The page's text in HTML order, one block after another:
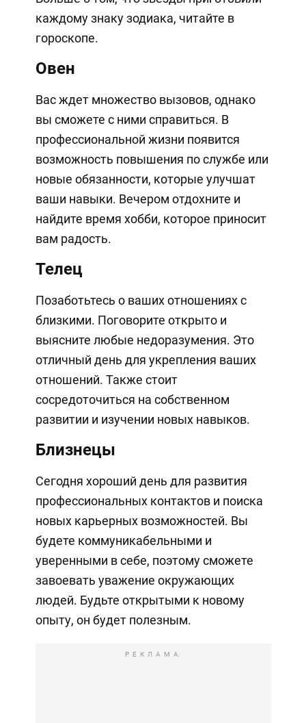
каждому знаку зодиака, читайте в
гороскопе.
Овен
Вас ждет множество вызовов, однако
вы сможете с ними справиться. В
профессиональной жизни появится
возможность повышения по службе или
новые обязанности, которые улучшат
ваши навыки. Вечером отдохните и
найдите время хобби, которое приносит
вам радость.
Телец
Позаботьтесь о ваших отношениях с
близкими. Поговорите открыто и
выясните любые недоразумения. Это
отличный день для укрепления ваших
отношений. Также стоит
сосредоточиться на собственном
развитии и изучении новых навыков.
Близнецы
Сегодня хороший день для развития
профессиональных контактов и поиска
новых карьерных возможностей. Вы
будете коммуникабельными и
уверенными в себе, поэтому сможете
завоевать уважение окружающих
людей. Будьте открытыми к новому
опыту, он будет полезным.
РЕКЛАМА